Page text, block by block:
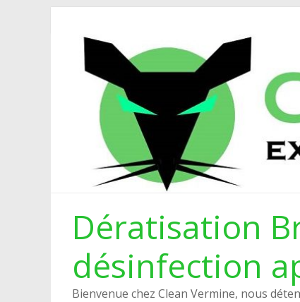
Dératisation
désinfection
Bienvenue chez Clean Vermine, nous